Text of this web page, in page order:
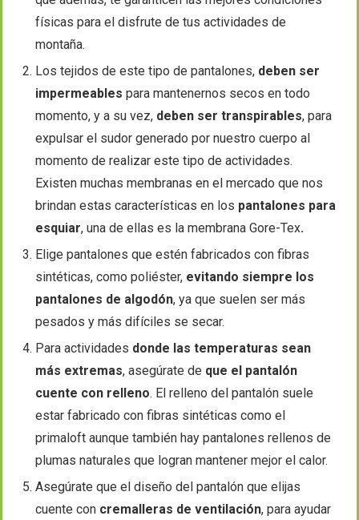
físicas para el disfrute de tus actividades de
montaña.
Los tejidos de este tipo de pantalones, deben ser
impermeables para mantenernos secos en todo
momento, y a su vez, deben ser transpirables, para
expulsar el sudor generado por nuestro cuerpo al
momento de realizar este tipo de actividades.
Existen muchas membranas en el mercado que nos
brindan estas características en los pantalones para
esquiar, una de ellas es la membrana Gore-Tex.
Elige pantalones que estén fabricados con fibras
sintéticas, como poliéster, evitando siempre los
pantalones de algodón, ya que suelen ser más
pesados y más difíciles se secar.
Para actividades donde las temperaturas sean
más extremas, asegúrate de que el pantalón
cuente con relleno. El relleno del pantalón suele
estar fabricado con fibras sintéticas como el
primaloft aunque también hay pantalones rellenos de
plumas naturales que logran mantener mejor el calor.
Asegúrate que el diseño del pantalón que elijas
cuente con cremalleras de ventilación, para ayudar